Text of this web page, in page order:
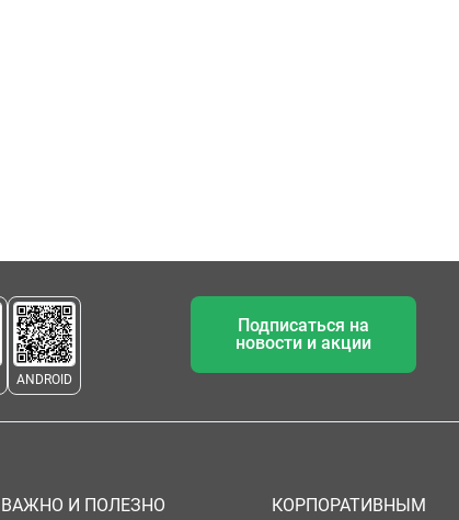
ANDROID
Подписаться на
новости и акции
ВАЖНО И ПОЛЕЗНО
КОРПОРАТИВНЫМ